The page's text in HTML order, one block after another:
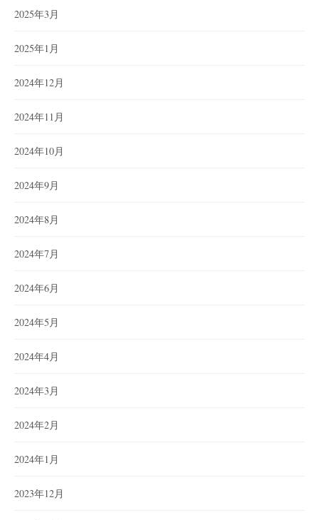
2025年3月
2025年1月
2024年12月
2024年11月
2024年10月
2024年9月
2024年8月
2024年7月
2024年6月
2024年5月
2024年4月
2024年3月
2024年2月
2024年1月
2023年12月